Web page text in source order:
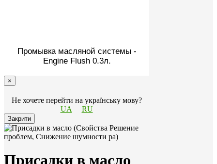
Промывка масляной системы -
Engine Flush 0.3л.
×
Не хочете перейти на українську мову?
UA
RU
Закрити
Присадки в масло